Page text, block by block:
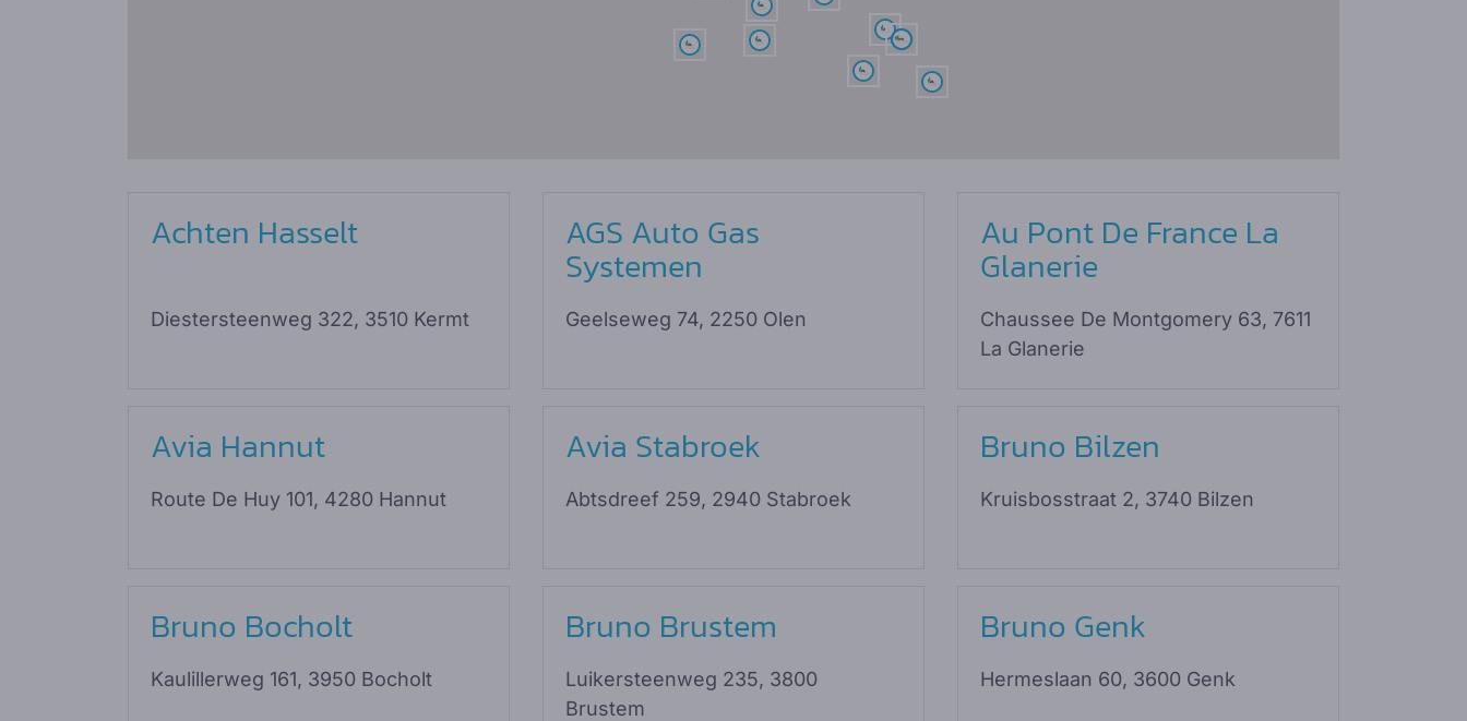
Achten Hasselt
Diestersteenweg 322, 3510 Kermt
AGS Auto Gas
Systemen
Geelseweg 74, 2250 Olen
Au Pont De France La
Glanerie
Chaussee De Montgomery 63, 7611
La Glanerie
Avia Hannut
Route De Huy 101, 4280 Hannut
Avia Stabroek
Abtsdreef 259, 2940 Stabroek
Bruno Bilzen
Kruisbosstraat 2, 3740 Bilzen
Bruno Bocholt
Kaulillerweg 161, 3950 Bocholt
Bruno Brustem
Luikersteenweg 235, 3800
Brustem
Bruno Genk
Hermeslaan 60, 3600 Genk